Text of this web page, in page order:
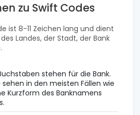
zu Swift Codes
ist 8-11 Zeichen lang und dient
Landes, der Stadt, der Bank
stehen für die Bank.
sehen in den meisten Fällen wie
Kurzform des Banknamens